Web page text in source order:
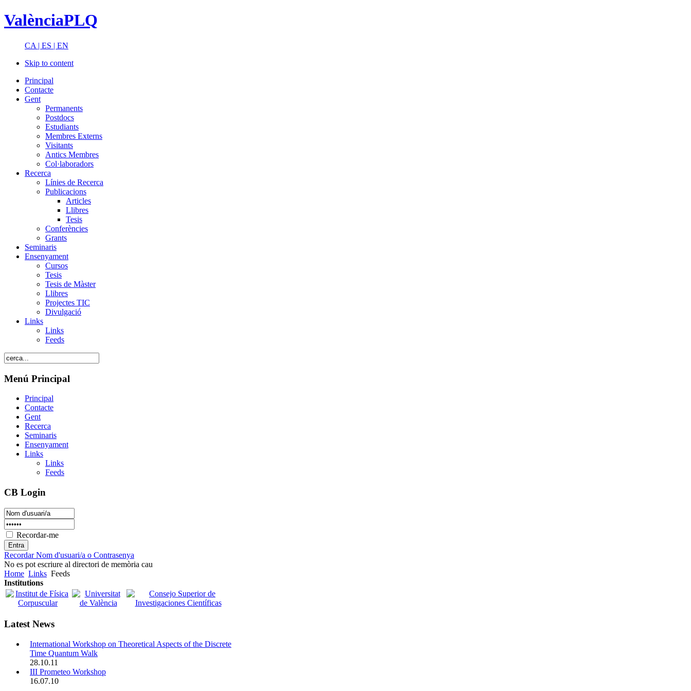
ValènciaPLQ
CA | ES | EN
Skip to content
Principal
Contacte
Gent
Permanents
Postdocs
Estudiants
Membres Externs
Visitants
Antics Membres
Col·laboradors
Recerca
Línies de Recerca
Publicacions
Articles
Llibres
Tesis
Conferències
Grants
Seminaris
Ensenyament
Cursos
Tesis
Tesis de Màster
Llibres
Projectes TIC
Divulgació
Links
Links
Feeds
Menú Principal
Principal
Contacte
Gent
Recerca
Seminaris
Ensenyament
Links
Links
Feeds
CB Login
Recordar-me
Recordar Nom d'usuari/a o Contrasenya
No es pot escriure al directori de memòria cau
Home Links Feeds
Institutions
Latest News
International Workshop on Theoretical Aspects of the Discrete
Time Quantum Walk
28.10.11
III Prometeo Workshop
16.07.10